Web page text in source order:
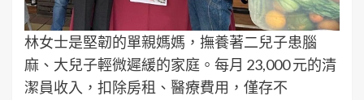
林女士是堅韌的單親媽媽，撫養著二兒子患腦
麻、大兒子輕微遲緩的家庭。每月 23,000 元的清
潔員收入，扣除房租、醫療費用，僅存不